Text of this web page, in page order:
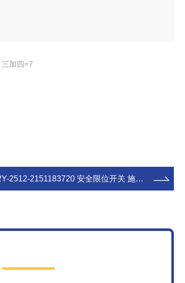
加四=7
2512-2151183720 安全限位开关 施迈赛